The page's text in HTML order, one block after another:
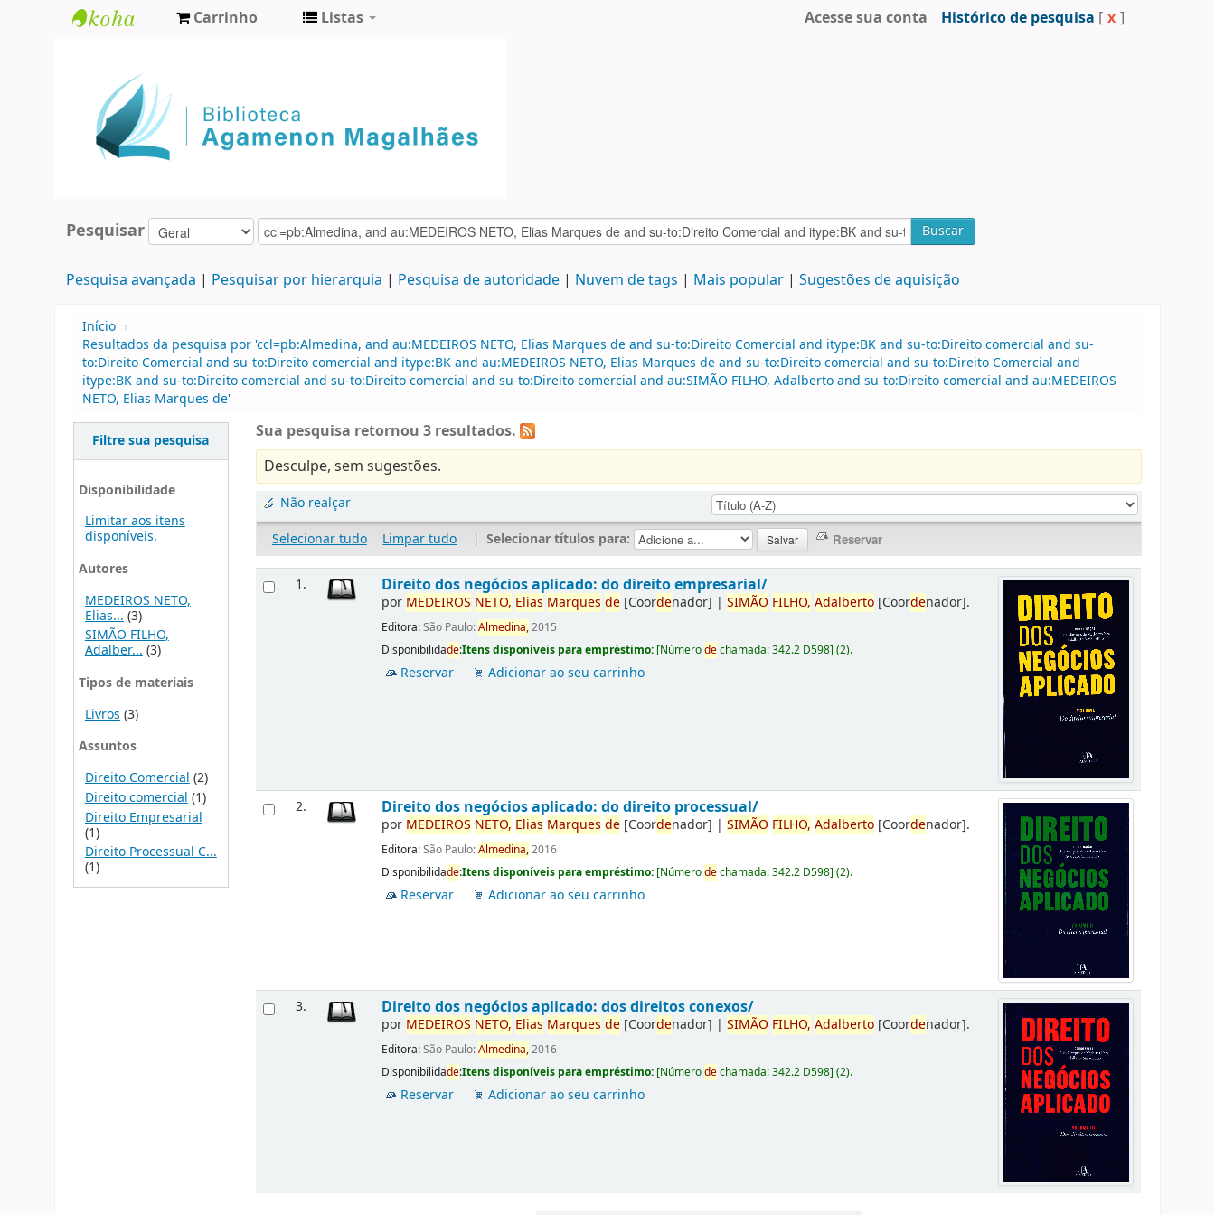
Agamenon
Magalhães
Carrinho Listas Acesse sua conta Histórico de pesquisa [ x ]
Pesquisar Buscar
Pesquisa avançada Pesquisar por hierarquia Pesquisa de autoridade Nuvem de tags Mais popular Sugestões de aquisição
Início ›
Resultados da pesquisa por 'ccl=pb:Almedina, and au:MEDEIROS NETO, Elias Marques de and su-to:Direito Comercial and itype:BK and su-to:Direito comercial and su-
to:Direito Comercial and su-to:Direito comercial and itype:BK and au:MEDEIROS NETO, Elias Marques de and su-to:Direito comercial and su-to:Direito Comercial and
itype:BK and su-to:Direito comercial and su-to:Direito comercial and su-to:Direito comercial and au:SIMÃO FILHO, Adalberto and su-to:Direito comercial and au:MEDEIROS
NETO, Elias Marques de'
Filtre sua pesquisa
Disponibilidade
Limitar aos itens
disponíveis.
Autores
MEDEIROS NETO,
Elias... (3)
SIMÃO FILHO,
Adalber...(3)
Tipos de materiais
Livros (3)
Assuntos
Direito Comercial (2)
Direito comercial (1)
Direito Empresarial
(1)
Direito Processual C...
(1)
Sua pesquisa retornou 3 resultados.
Desculpe, sem sugestões.
Não realçar
Selecionar tudo
Limpar tudo | Selecionar títulos para:
1. Direito dos negócios aplicado: do direito empresarial/
por MEDEIROS NETO, Elias Marques de [Coordenador] |SIMÃO FILHO, Adalberto [Coordenador].
Editora:São Paulo:Almedina,2015
Disponibilidade:Itens disponíveis para empréstimo: [Númerodechamada:342.2 D598](2).
Reservar Adicionar ao seu carrinho
2. Direito dos negócios aplicado: do direito processual/
por MEDEIROS NETO, Elias Marques de [Coordenador] |SIMÃO FILHO, Adalberto [Coordenador].
Editora:São Paulo:Almedina,2016
Disponibilidade:Itens disponíveis para empréstimo: [Númerodechamada:342.2 D598](2).
Reservar Adicionar ao seu carrinho
3. Direito dos negócios aplicado: dos direitos conexos/
por MEDEIROS NETO, Elias Marques de [Coordenador] |SIMÃO FILHO, Adalberto [Coordenador].
Editora:São Paulo:Almedina,2016
Disponibilidade:Itens disponíveis para empréstimo: [Númerodechamada:342.2 D598](2).
Reservar Adicionar ao seu carrinho